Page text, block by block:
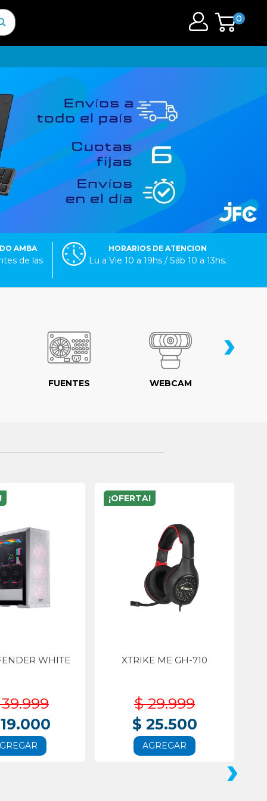
0
AMBA
de las
HORARIOS DE ATENCION
Lu a Vie 10 a 19hs / Sáb 10 a 13hs.
FUENTES WEBCAM
›
WHITE
¡OFERTA!
XTRIKE ME GH-710
$ 29.999
$ 25.500
AGREGAR
›